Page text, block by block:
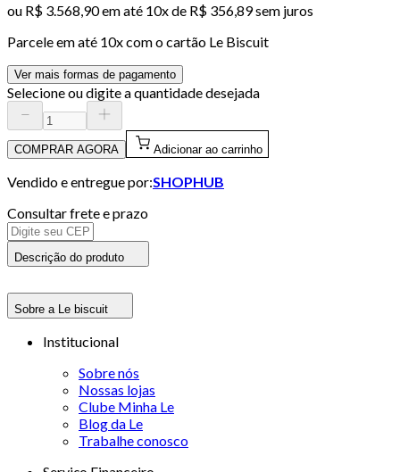
ou R$ 3.568,90em até 10x de R$ 356,89 sem juros
Parcele em até 10x com o cartão Le Biscuit
Ver mais formas de pagamento
Selecione ou digite a quantidade desejada
COMPRAR AGORA Adicionar ao carrinho
Vendido e entregue por:SHOPHUB
Consultar frete e prazo
Descrição do produto
Sobre a Le biscuit
Institucional
Sobre nós
Nossas lojas
Clube Minha Le
Blog da Le
Trabalhe conosco